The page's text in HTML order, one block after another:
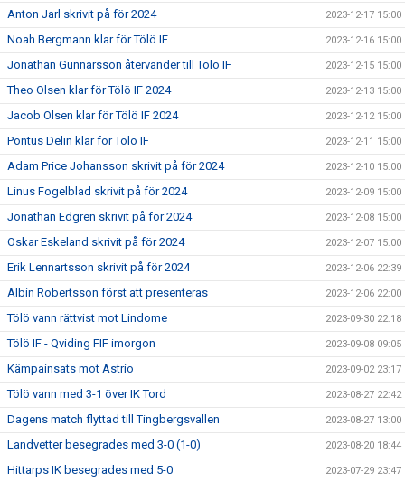
Anton Jarl skrivit på för 2024 2023-12-17 15:00
Noah Bergmann klar för Tölö IF 2023-12-16 15:00
Jonathan Gunnarsson återvänder till Tölö IF 2023-12-15 15:00
Theo Olsen klar för Tölö IF 2024 2023-12-13 15:00
Jacob Olsen klar för Tölö IF 2024 2023-12-12 15:00
Pontus Delin klar för Tölö IF 2023-12-11 15:00
Adam Price Johansson skrivit på för 2024 2023-12-10 15:00
Linus Fogelblad skrivit på för 2024 2023-12-09 15:00
Jonathan Edgren skrivit på för 2024 2023-12-08 15:00
Oskar Eskeland skrivit på för 2024 2023-12-07 15:00
Erik Lennartsson skrivit på för 2024 2023-12-06 22:39
Albin Robertsson först att presenteras 2023-12-06 22:00
Tölö vann rättvist mot Lindome 2023-09-30 22:18
Tölö IF - Qviding FIF imorgon 2023-09-08 09:05
Kämpainsats mot Astrio 2023-09-02 23:17
Tölö vann med 3-1 över IK Tord 2023-08-27 22:42
Dagens match flyttad till Tingbergsvallen 2023-08-27 13:00
Landvetter besegrades med 3-0 (1-0) 2023-08-20 18:44
Hittarps IK besegrades med 5-0 2023-07-29 23:47